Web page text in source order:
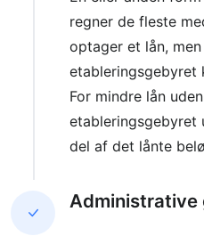
regner de fleste
optager et lån,
etableringsgebyret
For mindre lån
etableringsgebyret
del af det lånte
Administrative